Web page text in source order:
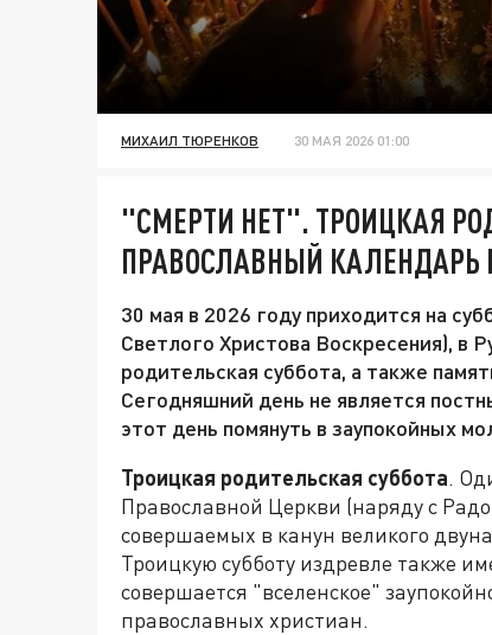
МИХАИЛ ТЮРЕНКОВ 30 МАЯ 2026 01:00
"СМЕРТИ НЕТ". ТРОИЦКАЯ
ПРАВОСЛАВНЫЙ КАЛЕНДАРЬ
30 мая в 2026 году приходится на
Светлого Христова Воскресения), в
родительская суббота, а также
Сегодняшний день не является
этот день помянуть в заупокойных
Троицкая родительская суббота.
Православной Церкви (наряду с
совершаемых в канун великого
Троицкую субботу издревле также
совершается "вселенское"
православных христиан.